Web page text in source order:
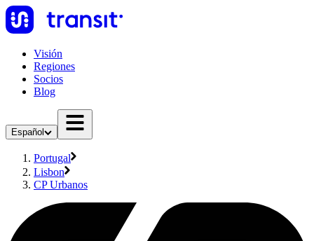
Visión
Regiones
Socios
Blog
Español
Portugal
Lisbon
CP Urbanos